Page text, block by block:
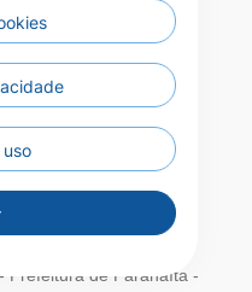
Prefeitura de Paranaíta -